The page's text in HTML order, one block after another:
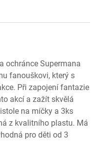
ochránce Supermana
fanouškovi, který s
Při zapojení fantazie
akcí a zažít skvělá
na míčky a 3ks
z kvalitního plastu. Má
pro děti od 3